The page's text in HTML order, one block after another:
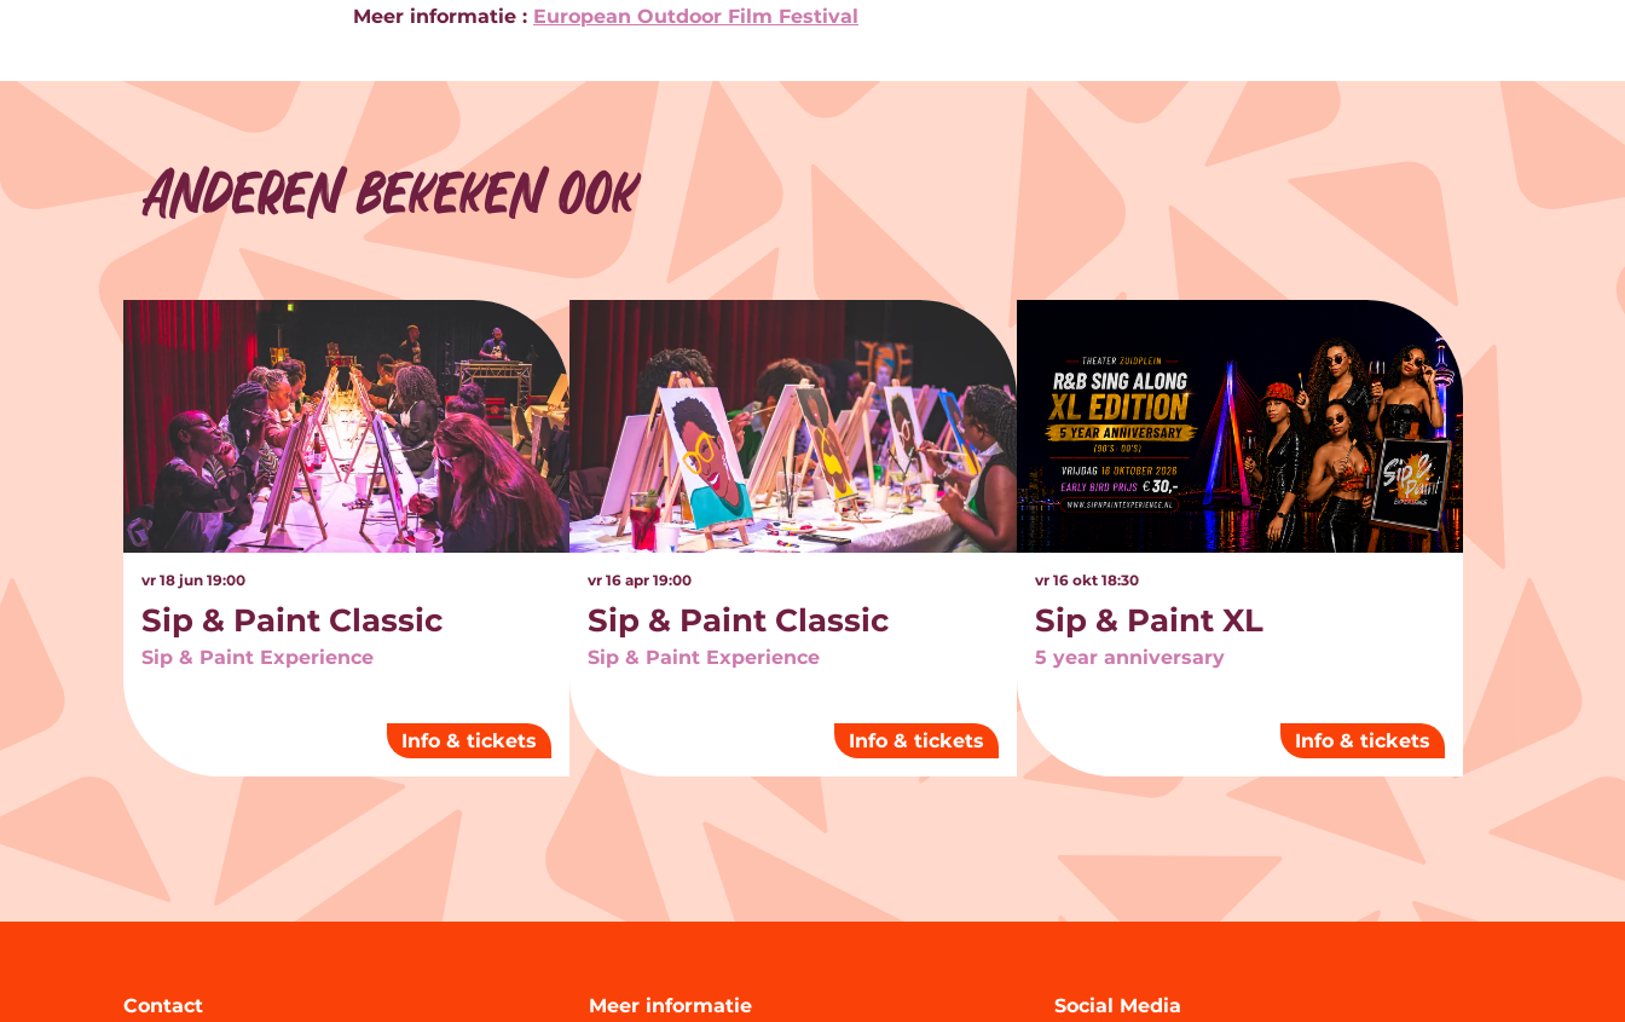
Meer informatie : European Outdoor Film Festival
Anderen bekeken ook
Overslaan
Sip & Paint Classic
Sip & Paint Experience
vr 18 jun 19:00
Info & tickets
Sip & Paint Classic
Sip & Paint Experience
vr 16 apr19:00
Info & tickets
Sip & Paint XL
5 year anniversary
vr 16 okt 18:30
Info & tickets
Contact Meer informatie Social Media